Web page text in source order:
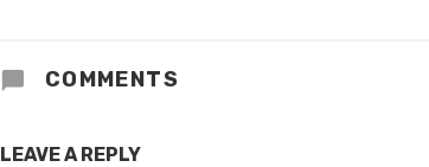
COMMENTS
LEAVE A REPLY